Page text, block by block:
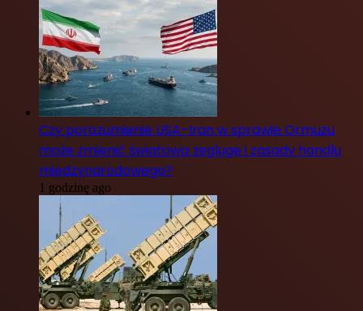
Czy porozumienie USA–Iran w sprawie Ormuzu
może zmienić światową żeglugę i zasady handlu
międzynarodowego?
1 godzinę ago